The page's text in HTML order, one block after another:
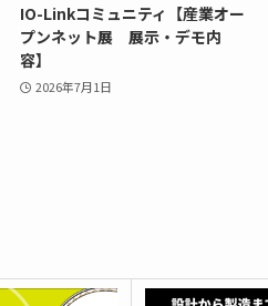
IO-Linkコミュニティ【産業オー
プンネット展 展示・デモ内
容】
2026年7月1日